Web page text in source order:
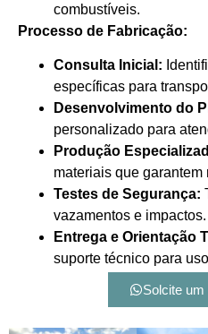
combustíveis.
Processo de Fabricação:
Consulta Inicial:
específicas para
Desenvolvimento do
personalizado para
Produção
materiais que
Testes de Segurança:
vazamentos e impactos.
Entrega e Orientação
suporte técnico para
Solcite